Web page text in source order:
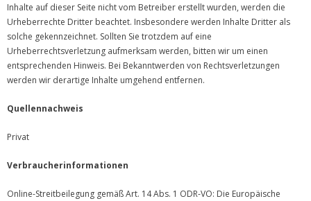
Inhalte auf dieser Seite nicht vom Betreiber erstellt wurden, werden die
Urheberrechte Dritter beachtet. Insbesondere werden Inhalte Dritter als
solche gekennzeichnet. Sollten Sie trotzdem auf eine
Urheberrechtsverletzung aufmerksam werden, bitten wir um einen
entsprechenden Hinweis. Bei Bekanntwerden von Rechtsverletzungen
werden wir derartige Inhalte umgehend entfernen.
Quellennachweis
Privat
Verbraucherinformationen
Online-Streitbeilegung gemäß Art. 14 Abs. 1 ODR-VO: Die Europäische